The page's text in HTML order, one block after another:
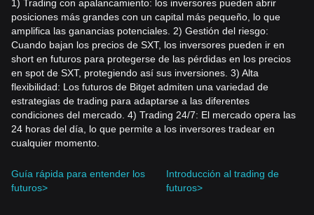
1) Trading con apalancamiento: los inversores pueden abrir
posiciones más grandes con un capital más pequeño, lo que
amplifica las ganancias potenciales. 2) Gestión del riesgo:
Cuando bajan los precios de SXT, los inversores pueden ir en
short en futuros para protegerse de las pérdidas en los precios
en spot de SXT, protegiendo así sus inversiones. 3) Alta
flexibilidad: Los futuros de Bitget admiten una variedad de
estrategias de trading para adaptarse a las diferentes
condiciones del mercado. 4) Trading 24/7: El mercado opera las
24 horas del día, lo que permite a los inversores tradear en
cualquier momento.
Guía rápida para entender los
futuros>
Introducción al trading de
futuros>